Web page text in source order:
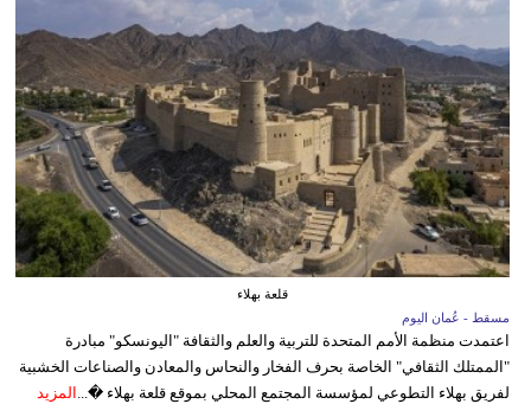
قلعة بهلاء
مسقط - عُمان اليوم
اعتمدت منظمة الأمم المتحدة للتربية والعلم والثقافة "اليونسكو" مبادرة
"الممتلك الثقافي" الخاصة بحرف الفخار والنحاس والمعادن والصناعات الخشبية
لفريق بهلاء التطوعي لمؤسسة المجتمع المحلي بموقع قلعة بهلاء �... المزيد